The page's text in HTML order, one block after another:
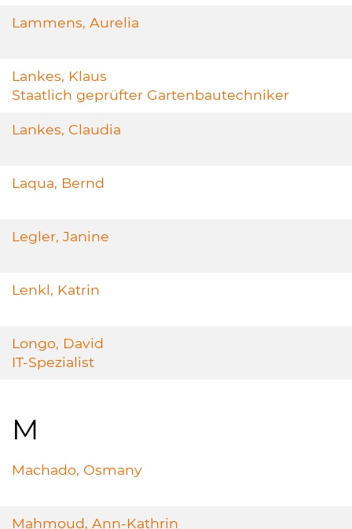
Lammens, Aurelia
Lankes, Klaus
Staatlich geprüfter Gartenbautechniker
Lankes, Claudia
Laqua, Bernd
Legler, Janine
Lenkl, Katrin
Longo, David
IT-Spezialist
M
Machado, Osmany
Mahmoud, Ann-Kathrin